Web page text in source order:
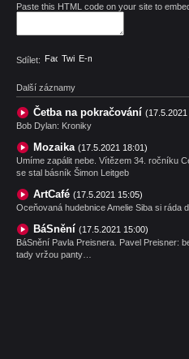
Paste this HTML code on your site to
Sdílet: Facebook
TwitterE-mail
Další záznamy
Četba na pokračování (17.5.2021
Bob Dylan: Kroniky
Mozaika (17.5.2021 18:01)
Umíme zapálit nebe. Vítězem 34. ročníku
se stal básník Šimon Leitgeb
ArtCafé (17.5.2021 15:05)
Oceňovaná hudebnice Amelie Siba si ráda
BáSnění (17.5.2021 15:00)
BáSnění Pavla Preisnera. Pavel Preisner:
tady vržou panty…